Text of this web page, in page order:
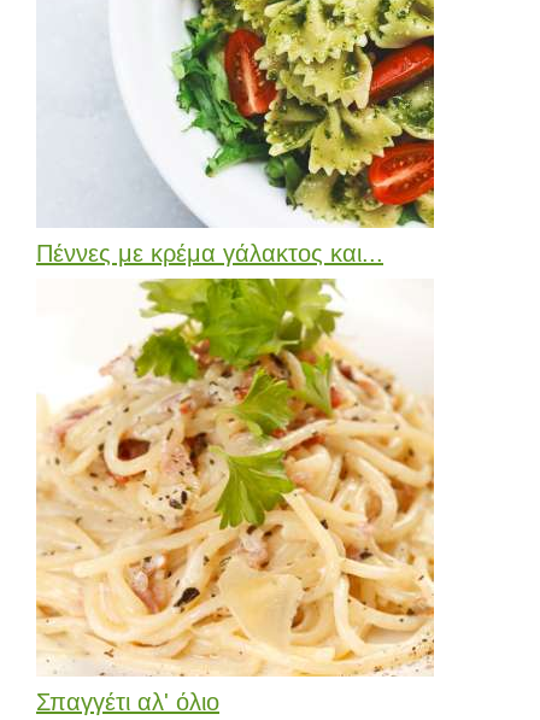
Πέννες με κρέμα γάλακτος και...
Σπαγγέτι αλ' όλιο